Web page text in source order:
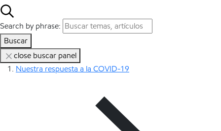
Search by phrase:
Buscar
close buscar panel
Nuestra respuesta a la COVID-19